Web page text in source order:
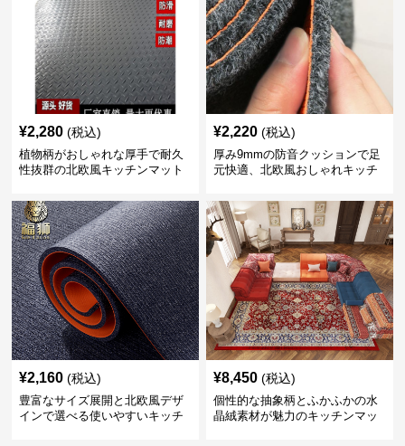
¥2,280 (税込)
植物柄がおしゃれな厚手で耐久
性抜群の北欧風キッチンマット
¥2,220 (税込)
厚み9mmの防音クッションで足
元快適、北欧風おしゃれキッチ
¥2,160 (税込)
豊富なサイズ展開と北欧風デザ
インで選べる使いやすいキッチ
¥8,450 (税込)
個性的な抽象柄とふかふかの水
晶絨素材が魅力のキッチンマッ